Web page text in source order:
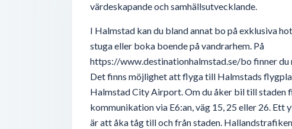
värdeskapande och samhällsutvecklande.
I Halmstad kan du bland annat bo på exklusiva
stuga eller boka boende på vandrarhem. På
https://www.destinationhalmstad.se/bo finner du
Det finns möjlighet att flyga till Halmstads
Halmstad City Airport. Om du åker bil till staden
kommunikation via E6:an, väg 15, 25 eller 26.
är att åka tåg till och från staden.